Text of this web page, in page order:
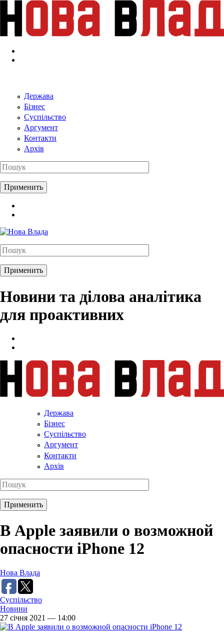
Перейти к основному содержанию
Держава
Бізнес
Суспільство
Аргумент
Контакти
Архів
Новини та ділова аналітика
для проактивних
Держава
Бізнес
Суспільство
Аргумент
Контакти
Архів
В Apple заявили о возможной
опасности iPhone 12
Нова Влада
Суспільство
Новини
27 січня 2021 — 14:00